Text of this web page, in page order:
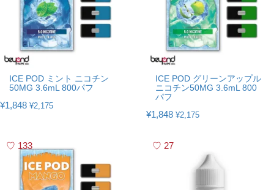
ICE POD ミント ニコチン
50MG 3.6mL 800パフ
¥1,848 ¥2,175
ICE POD グリーンアップル
ニコチン50MG 3.6mL 800
パフ
¥1,848 ¥2,175
133 27